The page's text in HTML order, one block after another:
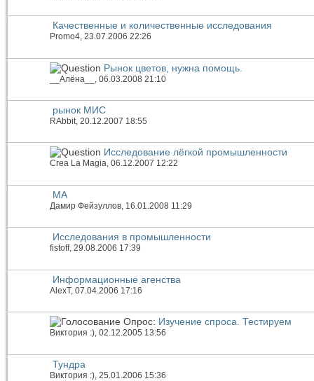
Качественные и количественные исследования
Promo4, 23.07.2006 22:26
Рынок цветов, нужна помощь.
__Алёна__ , 06.03.2008 21:10
рынок МИС
RAbbit, 20.12.2007 18:55
Исследование лёгкой промышленности
Crea La Magia, 06.12.2007 12:22
МА
Дамир Фейзуллов, 16.01.2008 11:29
Исследования в промышленности
fistoff, 29.08.2006 17:39
Информационные агенства
AlexT, 07.04.2006 17:16
Опрос: Изучение спроса. Тестируем
Виктория :), 02.12.2005 13:56
Тундра
Виктория :), 25.01.2006 15:36